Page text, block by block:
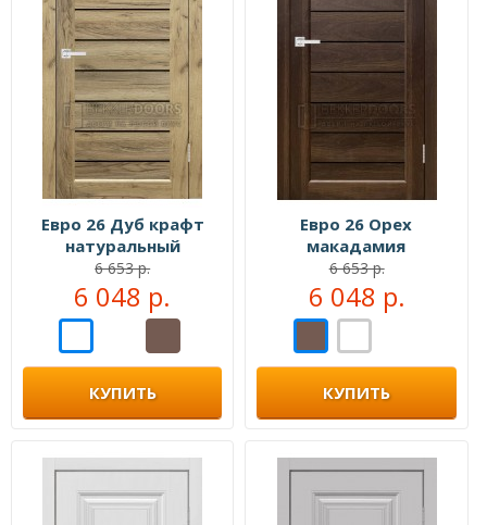
Евро 26 Дуб крафт
натуральный
6 653 р.
6 048 р.
КУПИТЬ
Евро 26 Орех
макадамия
6 653 р.
6 048 р.
КУПИТЬ